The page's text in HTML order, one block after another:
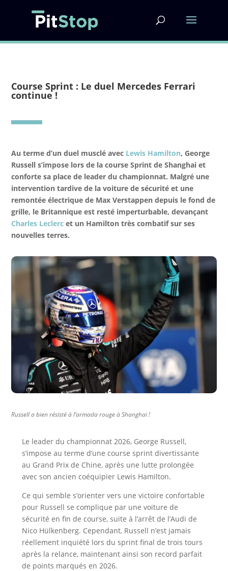
Course Sprint : Le duel Mercedes Ferrari
continue !
Au terme d’un duel musclé avec Lewis Hamilton, George
Russell s’impose lors de la course Sprint de Shanghai et
conforte sa place de leader du championnat. Malgré une
intervention tardive de la voiture de sécurité et une
remontée électrique de Max Verstappen depuis le fond de
grille, le Britannique est resté imperturbable, devançant
Charles Leclerc et un Hamilton très combatif sur ses
nouvelles terres.
Russell a bien résisté à l’armada rouge à Shanghai !
Le leader du championnat 2026, George Russell,
s’impose au terme d’une course sprint divertissante
au Grand Prix de Chine, après une lutte prolongée
avec son ancien coéquipier Lewis Hamilton.
Ce qui semble s’orienter vers une victoire confortable
pour Russell se complique par une voiture de
sécurité en fin de course, suite à l’arrêt de l’Audi de
Nico Hülkenberg. Cependant, Russell n’est jamais
réellement inquiété lors du sprint final de trois tours
après la relance, maintenant ainsi son record parfait
de points marqués en 2026.